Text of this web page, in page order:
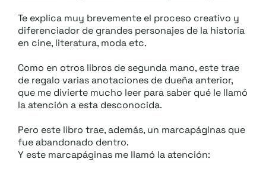
Te explica muy brevemente el proceso creativo y
diferenciador de grandes personajes de la historia
en cine, literatura, moda etc.
Como en otros libros de segunda mano, este trae
de regalo varias anotaciones de dueña anterior,
que me divierte mucho leer para saber qué le llamó
la atención a esta desconocida.
Pero este libro trae, además, un marcapáginas que
fue abandonado dentro.
Y este marcapáginas me llamó la atención: